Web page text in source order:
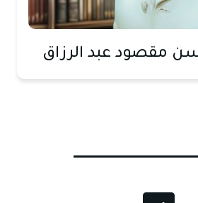
مقصود عبد الرزاق